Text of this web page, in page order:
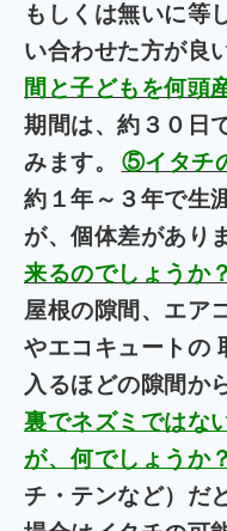
もしくは無いに等
い合わせた方が良
間と子どもを何頭
期間は、約３０日
みます。
⑤イタチ
約１年～３年で生
が、個体差があり
来るのでしょうか？
屋根の隙間、エア
やエコキュートの
入るほどの隙間か
裏でネズミではな
が、何でしょうか？
チ・テンなど）だ